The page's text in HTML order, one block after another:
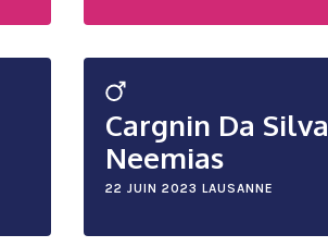
Cargnin Da Silva
Neemias
22 JUIN 2023 LAUSANNE